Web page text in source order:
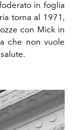
in foglia
torna al 1971,
con Mick in
che non vuole